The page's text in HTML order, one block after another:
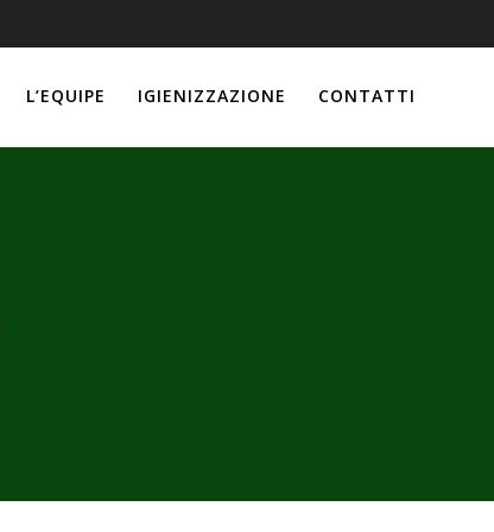
L’EQUIPE IGIENIZZAZIONE CONTATTI